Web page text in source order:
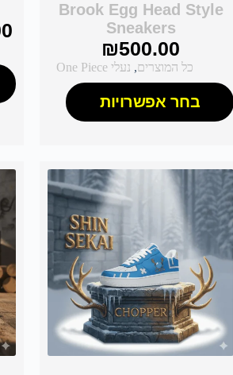
Brook Egg Head Style
Sneakers
₪500.00
כל המוצרים, נעלי One Piece
בחר אפשרויות